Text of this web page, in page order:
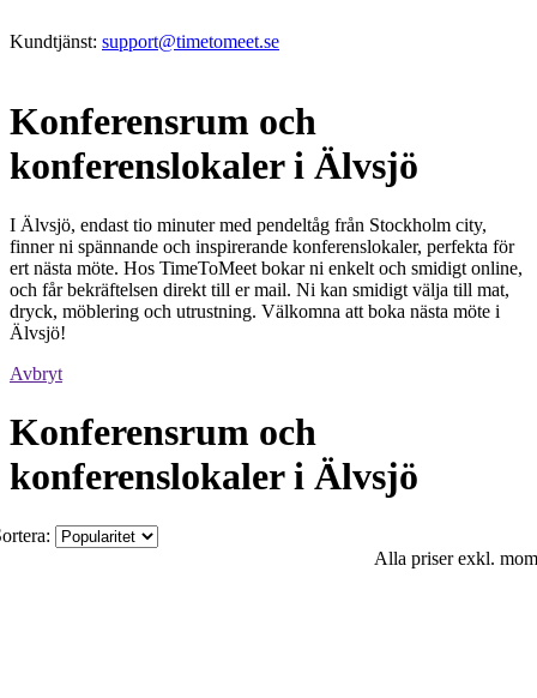
Kundtjänst: support@timetomeet.se
Konferensrum och
konferenslokaler i Älvsjö
I Älvsjö, endast tio minuter med pendeltåg från Stockholm city,
finner ni spännande och inspirerande konferenslokaler, perfekta för
ert nästa möte. Hos TimeToMeet bokar ni enkelt och smidigt online,
och får bekräftelsen direkt till er mail. Ni kan smidigt välja till mat,
dryck, möblering och utrustning. Välkomna att boka nästa möte i
Älvsjö!
Avbryt
Konferensrum och
konferenslokaler i Älvsjö
Alla priser exkl.